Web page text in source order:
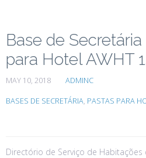
Base de
para Hotel AWHT
MAY 10, 2018 ADMINC
BASES DE SECRETÁRIA, PASTAS PARA
Directório de Serviço de